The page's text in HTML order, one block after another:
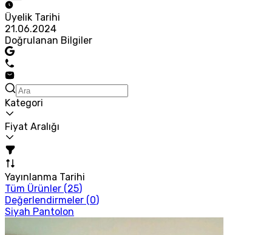
Üyelik Tarihi
21.06.2024
Doğrulanan Bilgiler
Kategori
Fiyat Aralığı
Yayınlanma Tarihi
Tüm Ürünler (25)
Değerlendirmeler (0)
Siyah Pantolon